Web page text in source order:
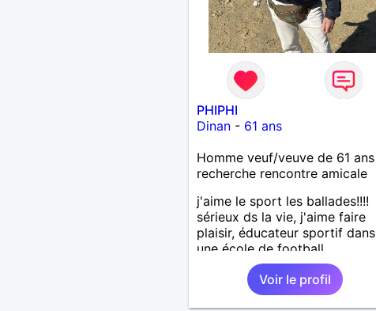
PHIPHI
Dinan- 61 ans
Homme veuf/veuve de 61 ans
recherche rencontre amicale
j'aime le sport les ballades!!!!
sérieux ds la vie, j'aime faire
plaisir, éducateur sportif dans
une école de football .
Voir le profil